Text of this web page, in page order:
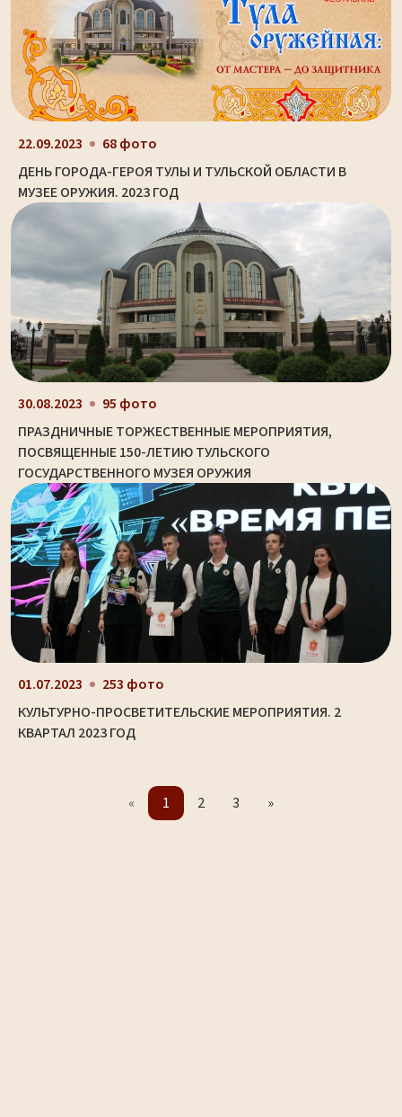
22.09.2023
68 фото
ДЕНЬ ГОРОДА-ГЕРОЯ ТУЛЫ И ТУЛЬСКОЙ ОБЛАСТИ В
МУЗЕЕ ОРУЖИЯ. 2023 ГОД
30.08.2023
95 фото
ПРАЗДНИЧНЫЕ ТОРЖЕСТВЕННЫЕ МЕРОПРИЯТИЯ,
ПОСВЯЩЕННЫЕ 150-ЛЕТИЮ ТУЛЬСКОГО
ГОСУДАРСТВЕННОГО МУЗЕЯ ОРУЖИЯ
01.07.2023
253 фото
КУЛЬТУРНО-ПРОСВЕТИТЕЛЬСКИЕ МЕРОПРИЯТИЯ. 2
КВАРТАЛ 2023 ГОД
« 1 2 3 »